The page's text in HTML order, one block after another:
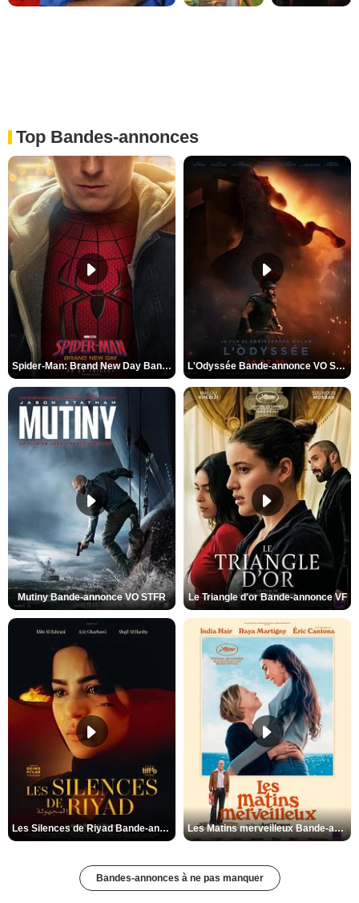
Top Bandes-annonces
Spider-Man: Brand New Day Bande-annonce VO STFR L'Odyssée Bande-annonce VO STFR
Mutiny Bande-annonce VO STFR Le Triangle d'or Bande-annonce VF
Les Silences de Riyad Bande-annonce VO STFR Les Matins merveilleux Bande-annonce VF
Bandes-annonces à ne pas manquer